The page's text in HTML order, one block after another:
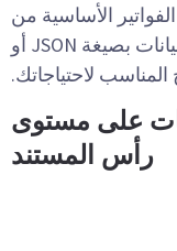
الأساسية من
ملفات PDF، ويحوّلها إلى حقول بيانات بصيغة JSON أو
على مستوى
رأس المستند